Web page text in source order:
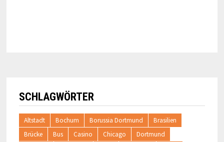
SCHLAGWÖRTER
Altstadt Bochum Borussia Dortmund
Brasilien
Brücke
Bus Casino Chicago
Dortmund